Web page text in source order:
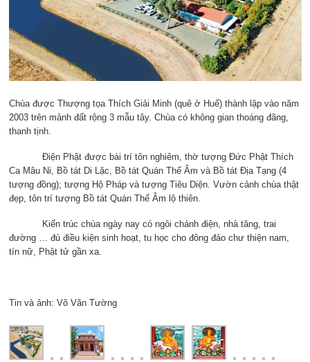
Chùa được Thượng tọa Thích Giải Minh (quê ở Huế) thành lập vào năm
2003 trên mảnh đất rộng 3 mẫu tây. Chùa có không gian thoáng đãng,
thanh tịnh.
Điện Phật được bài trí tôn nghiêm, thờ tượng Đức Phật Thích
Ca Mâu Ni, Bồ tát Di Lặc, Bồ tát Quán Thế Âm và Bồ tát Địa Tạng (4
tượng đồng); tượng Hộ Pháp và tượng Tiêu Diện. Vườn cảnh chùa thật
đẹp, tôn trí tượng Bồ tát Quán Thế Âm lộ thiên.
Kiến trúc chùa ngày nay có ngôi chánh điện, nhà tăng, trai
đường … đủ điều kiện sinh hoạt, tu học cho đông đảo chư thiện nam,
tín nữ, Phật tử gần xa.
Tin và ảnh: Võ Văn Tường